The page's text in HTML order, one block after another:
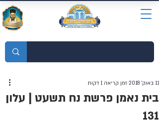
בית נאמן פרשת נח תשעט | עלון
131
11 באוק׳ 2018 זמן קריאה 1 דקות